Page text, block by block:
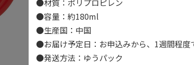
●材質：ポリプロピレン
●容量：約180ml
●生産国：中国
●お届け予定日：お申込みから、1週間程度
●発送方法：ゆうパック